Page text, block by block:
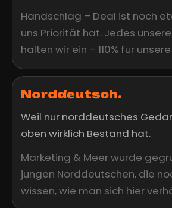
Handschlag – Deal ist noch
uns Priorität hat. Jedes
halten wir ein – 110% für
Norddeutsch.
Weil nur norddeutsches
oben wirklich Bestand hat.
Marketing & Meer wurde
jungen Norddeutschen, die
wissen, wie man sich hier